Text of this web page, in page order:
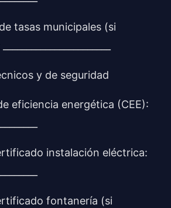
tasas municipales (si
y de seguridad
eficiencia energética (CEE):
instalación eléctrica:
fontanería (si